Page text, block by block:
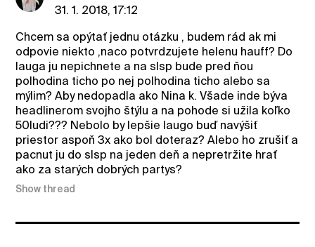
31. 1. 2018, 17:12
Chcem sa opýtať jednu otázku , budem rád ak mi
odpovie niekto ,naco potvrdzujete helenu hauff? Do
lauga ju nepichnete a na slsp bude pred ňou
polhodina ticho po nej polhodina ticho alebo sa
mýlim? Aby nedopadla ako Nina k. Všade inde býva
headlinerom svojho štýlu a na pohode si užila koľko
50ludi??? Nebolo by lepšie laugo buď navýšiť
priestor aspoň 3x ako bol doteraz? Alebo ho zrušiť a
pacnut ju do slsp na jeden deň a nepretržite hrať
ako za starých dobrých partys?
Show thread